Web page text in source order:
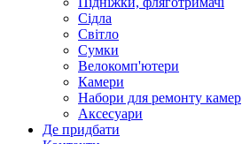
Сідла
Світло
Сумки
Велокомп'ютери
Камери
Набори для ремонту камер
Аксесуари
Де придбати